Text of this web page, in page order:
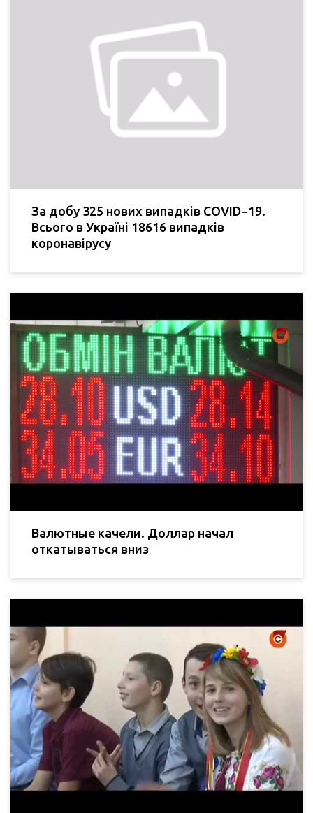
За добу 325 нових випадків COVID−19.
Всього в Україні 18616 випадків
коронавірусу
Валютные качели. Доллар начал
откатываться вниз